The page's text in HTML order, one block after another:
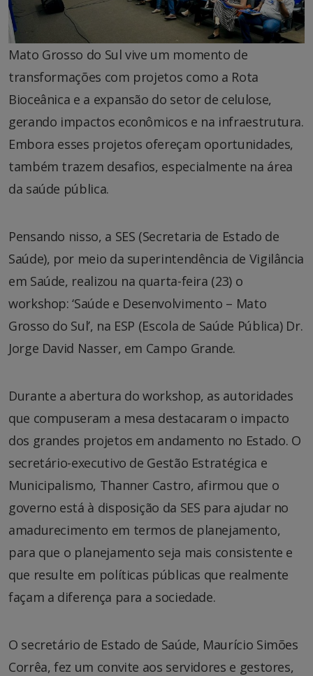
Mato Grosso do Sul vive um momento de
transformações com projetos como a Rota
Bioceânica e a expansão do setor de celulose,
gerando impactos econômicos e na infraestrutura.
Embora esses projetos ofereçam oportunidades,
também trazem desafios, especialmente na área
da saúde pública.
Pensando nisso, a SES (Secretaria de Estado de
Saúde), por meio da superintendência de Vigilância
em Saúde, realizou na quarta-feira (23) o
workshop: ‘Saúde e Desenvolvimento – Mato
Grosso do Sul’, na ESP (Escola de Saúde Pública) Dr.
Jorge David Nasser, em Campo Grande.
Durante a abertura do workshop, as autoridades
que compuseram a mesa destacaram o impacto
dos grandes projetos em andamento no Estado. O
secretário-executivo de Gestão Estratégica e
Municipalismo, Thanner Castro, afirmou que o
governo está à disposição da SES para ajudar no
amadurecimento em termos de planejamento,
para que o planejamento seja mais consistente e
que resulte em políticas públicas que realmente
façam a diferença para a sociedade.
O secretário de Estado de Saúde, Maurício Simões
Corrêa, fez um convite aos servidores e gestores,